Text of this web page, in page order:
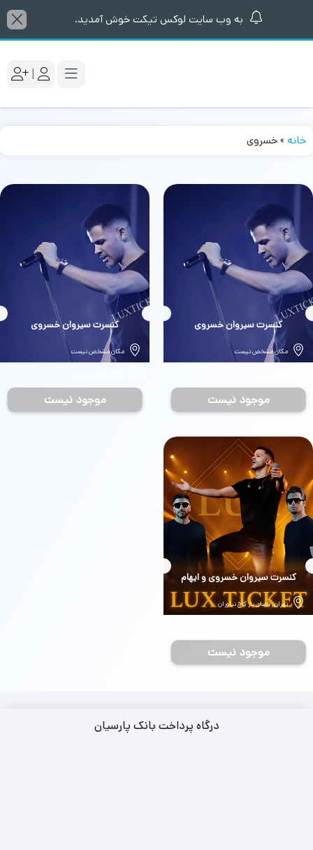
به وب سایت لوکس تیکت خوش آمدید.
|
خانه »خسروی
بلیط
کنسرت سیروان خسروی
مکان مشخص نیست
موجود نیست
بلیط
کنسرت سیروان خسروی
مکان مشخص نیست
موجود نیست
بلیط
کنسرت سیروان خسروی و ایهام
تهران، فضای باز کاخ نیاوران
موجود نیست
درگاه پرداخت بانک پارسیان